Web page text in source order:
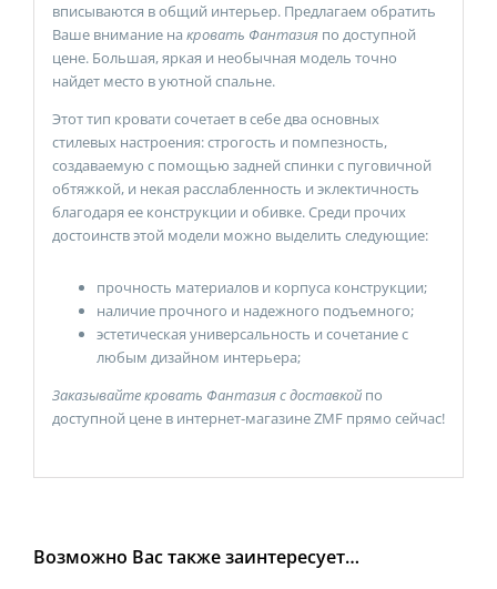
вписываются в общий интерьер. Предлагаем обратить
Ваше внимание на кровать Фантазияпо доступной
цене. Большая, яркая и необычная модель точно
найдет место в уютной спальне.
Этот тип кровати сочетает в себе два основных
стилевых настроения: строгость и помпезность,
создаваемую с помощью задней спинки с пуговичной
обтяжкой, и некая расслабленность и эклектичность
благодаря ее конструкции и обивке. Среди прочих
достоинств этой модели можно выделить следующие:
прочность материалов и корпуса конструкции;
наличие прочного и надежного подъемного;
эстетическая универсальность и сочетание с
любым дизайном интерьера;
Заказывайте кровать Фантазия с доставкойпо
доступной цене в интернет-магазине ZMF прямо сейчас!
Возможно Вас также заинтересует…